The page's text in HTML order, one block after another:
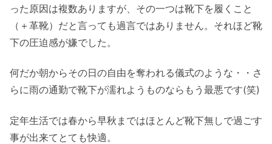
った原因は複数ありますが、その一つは靴下を履くこと
（＋革靴）だと言っても過言ではありません。それほど靴
下の圧迫感が嫌でした。
何だか朝からその日の自由を奪われる儀式のような・・さ
らに雨の通勤で靴下が濡れようものならもう最悪です(笑)
定年生活では春から早秋まではほとんど靴下無しで過ごす
事が出来てとても快適。